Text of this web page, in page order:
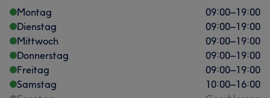
Montag
09:00–19:00
Dienstag
09:00–19:00
Mittwoch
09:00–19:00
Donnerstag
09:00–19:00
Freitag
09:00–19:00
Samstag
10:00–16:00